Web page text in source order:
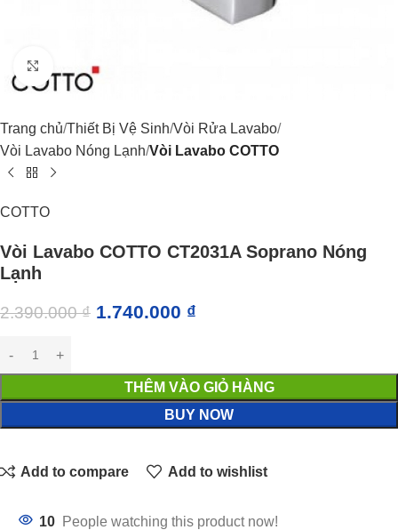
Click to enlarge
Trang chủ Thiết Bị Vệ Sinh Vòi Rửa Lavabo
Vòi Lavabo Nóng Lạnh Vòi Lavabo COTTO
COTTO
Vòi Lavabo COTTO CT2031A Soprano Nóng
Lạnh
2.390.000₫ 1.740.000 ₫
THÊM VÀO GIỎ HÀNG
BUY NOW
Add to compare Add to wishlist
10 People watching this product now!